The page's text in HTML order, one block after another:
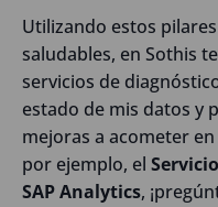
Utilizando estos
saludables, en Sothis
servicios de
estado de mis datos y
mejoras a acometer
por ejemplo, el
SAP Analytics,